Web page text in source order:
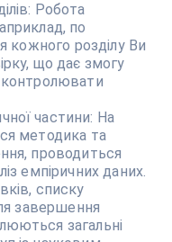
Робота
по
кожного розділу Ви
що дає змогу
контролювати
частини: На
методика та
проводиться
емпіричних даних.
списку
завершення
загальні